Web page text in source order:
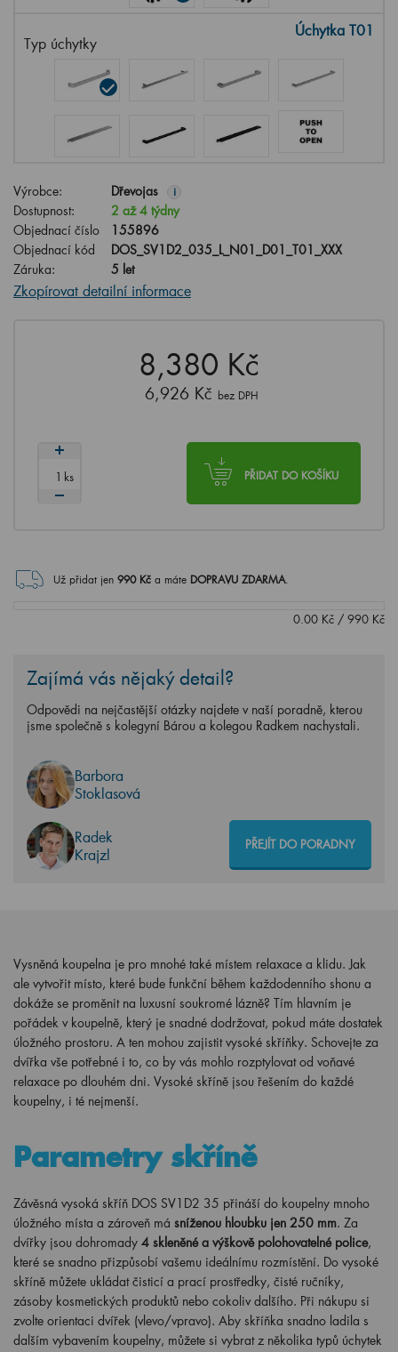
Typ úchytky
Úchytka T01
Výrobce: Dřevojas i
Dostupnost:
2 až 4 týdny
Objednací číslo
155896
Objednací kód
DOS_SV1D2_035_L_N01_D01_T01_XXX
Záruka:
5 let
Zkopírovat detailní informace
8,380 Kč
6,926 Kč bez DPH
PŘIDAT DO KOŠÍKU
ks
Už přidat jen 990Kč a máte DOPRAVU ZDARMA.
0.00 Kč / 990 Kč
Zajímá vás nějaký detail?
Odpovědi na nejčastější otázky najdete v naší poradně, kterou
jsme společně s kolegyní Bárou a kolegou Radkem nachystali.
Barbora
Stoklasová
Radek
Krajzl
PŘEJÍT DO PORADNY
Vysněná koupelna je pro mnohé také místem relaxace a klidu. Jak
ale vytvořit místo, které bude funkční během každodenního shonu a
dokáže se proměnit na luxusní soukromé lázně? Tím hlavním je
pořádek v koupelně, který je snadné dodržovat, pokud máte dostatek
úložného prostoru. A ten mohou zajistit vysoké skříňky. Schovejte za
dvířka vše potřebné i to, co by vás mohlo rozptylovat od voňavé
relaxace po dlouhém dni. Vysoké skříně jsou řešením do každé
koupelny, i té nejmenší.
Parametry skříně
Závěsná vysoká skříň DOS SV1D2 35 přináší do koupelny mnoho
úložného místa a zároveň má sníženou hloubku jen 250 mm. Za
dvířky jsou dohromady 4 skleněné a výškově polohovatelné police,
které se snadno přizpůsobí vašemu ideálnímu rozmístění. Do vysoké
skříně můžete ukládat čisticí a prací prostředky, čisté ručníky,
zásoby kosmetických produktů nebo cokoliv dalšího. Při nákupu si
zvolte orientaci dvířek (vlevo/vpravo). Aby skříňka snadno ladila s
dalším vybavením koupelny, můžete si vybrat z několika typů úchytek